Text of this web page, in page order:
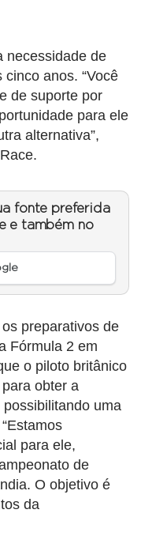
necessidade de
anos. “Você
de suporte por
para ele
alternativa”,
fonte preferida
e também no
preparativos de
Fórmula 2 em
o piloto britânico
obter a
uma
para ele,
de
O objetivo é
da